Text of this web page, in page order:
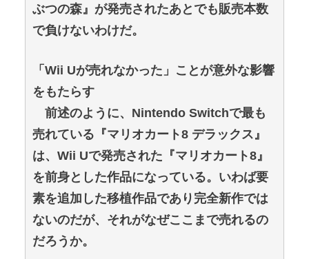
ぶつの森』が発売されたあとでも販売本数
で負けないわけだ。
「Wii Uが売れなかった」ことが意外な影響
をもたらす
前述のように、Nintendo Switchで最も
売れている『マリオカート8 デラックス』
は、Wii Uで発売された『マリオカート8』
を前身とした作品になっている。いわば要
素を追加した移植作品であり完全新作では
ないのだが、それがなぜここまで売れるの
だろうか。